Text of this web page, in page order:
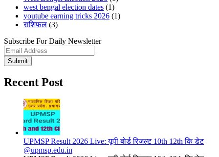
west bengal election dates (1)
youtube earning tricks 2026 (1)
राशिफल (3)
Subscribe For Daily Newsletter
Submit
Recent Post
UPMSP Result 2026 Live: यूपी बोर्ड रिजल्ट 10th 12th कि डेट
@upmsp.edu.in